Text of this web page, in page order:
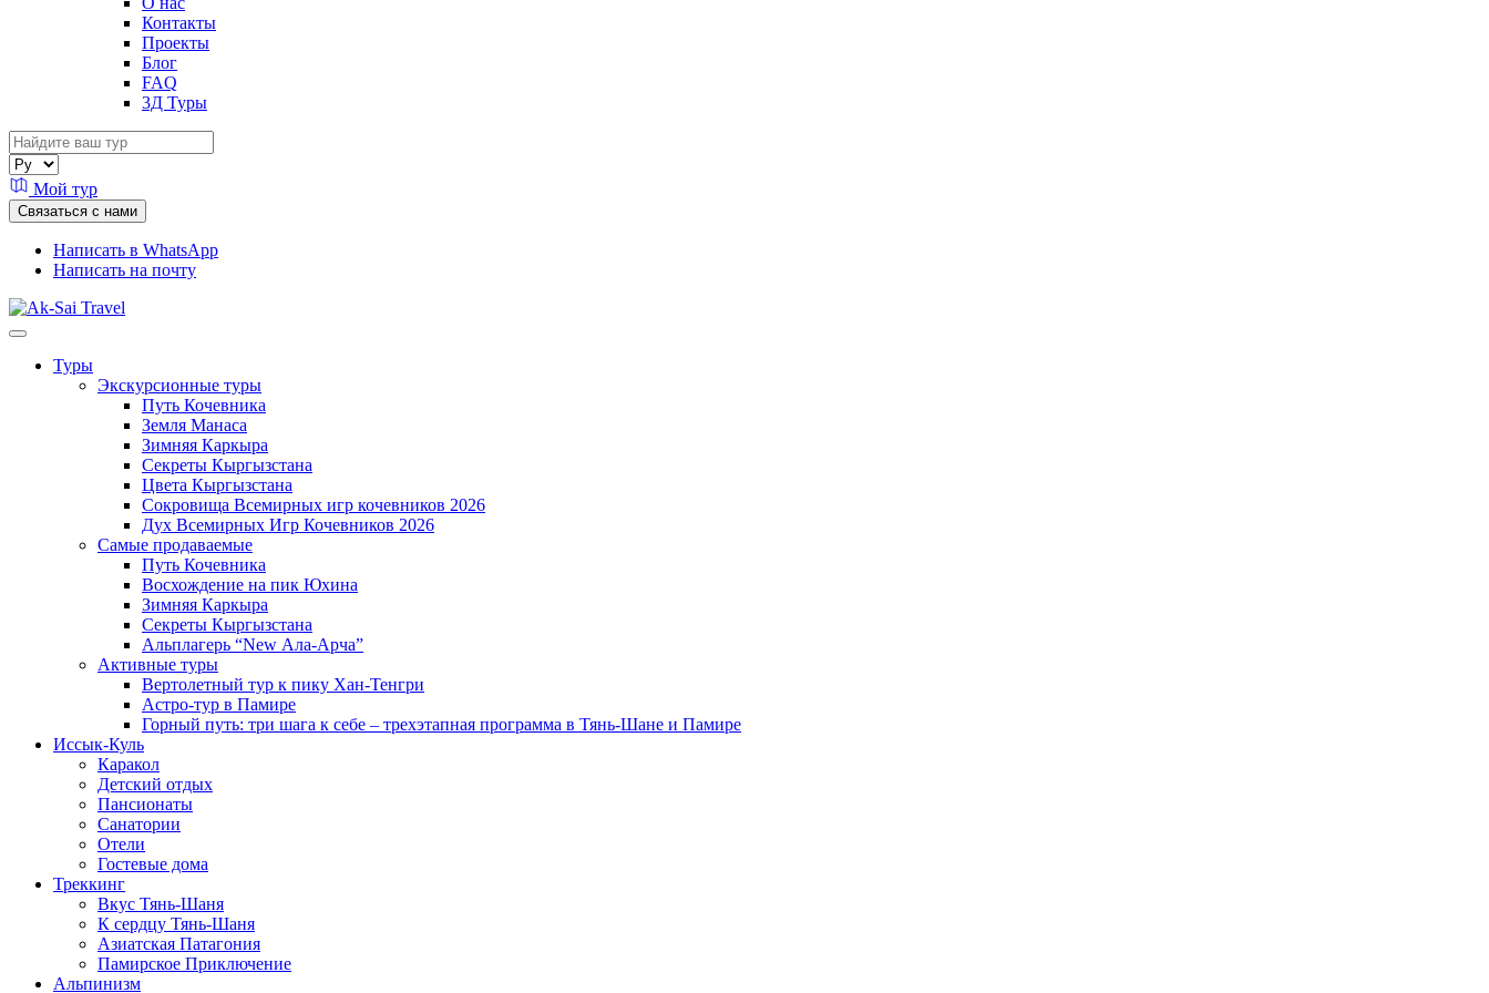
Контакты
Проекты
Блог
FAQ
3Д Туры
Мой тур
Связаться с нами
Написать в WhatsApp
Написать на почту
Туры
Экскурсионные туры
Путь Кочевника
Земля Манаса
Зимняя Каркыра
Секреты Кыргызстана
Цвета Кыргызстана
Сокровища Всемирных игр кочевников 2026
Дух Всемирных Игр Кочевников 2026
Самые продаваемые
Путь Кочевника
Восхождение на пик Юхина
Зимняя Каркыра
Секреты Кыргызстана
Альплагерь “New Ала-Арча”
Активные туры
Вертолетный тур к пику Хан-Тенгри
Астро-тур в Памире
Горный путь: три шага к себе – трехэтапная программа в Тянь-Шане и Памире
Иссык-Куль
Каракол
Детский отдых
Пансионаты
Санатории
Отели
Гостевые дома
Треккинг
Вкус Тянь-Шаня
К сердцу Тянь-Шаня
Азиатская Патагония
Памирское Приключение
Альпинизм